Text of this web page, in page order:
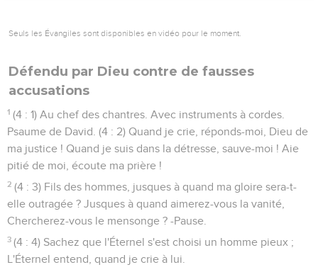
Seuls les Évangiles sont disponibles en vidéo pour le moment.
Défendu par Dieu contre de fausses
accusations
1 (4 : 1) Au chef des chantres. Avec instruments à cordes.
Psaume de David. (4 : 2) Quand je crie, réponds-moi, Dieu de
ma justice ! Quand je suis dans la détresse, sauve-moi ! Aie
pitié de moi, écoute ma prière !
2 (4 : 3) Fils des hommes, jusques à quand ma gloire sera-t-
elle outragée ? Jusques à quand aimerez-vous la vanité,
Chercherez-vous le mensonge ? -Pause.
3 (4 : 4) Sachez que l'Éternel s'est choisi un homme pieux ;
L'Éternel entend, quand je crie à lui.